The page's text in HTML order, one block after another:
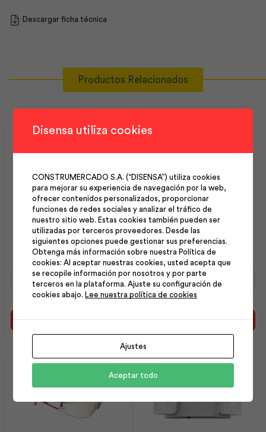
Descargar ficha técnica
Productos Relacionados
Casco de Seguridad
Blanco | Armourx
Casco
Seguridad
Armourx
Añadir al carrito
Extintor 5 Lbs Co2 con
Gancho y Corneta |
Admiral
Extintor
5
Lbs
con
|
Admiral
cantidad
Añadir al carrito
Disensa utiliza cookies
CONSTRUMERCADO S.A. (“DISENSA”) utiliza cookies
para mejorar su experiencia de navegación por la web,
ofrecer contenidos personalizados, proporcionar
funciones de redes sociales y analizar el tráfico de
nuestro sitio web. Estas cookies también pueden ser
utilizadas por terceros proveedores. Desde las
siguientes opciones puede gestionar sus preferencias.
Obtenga más información sobre nuestra Política de
cookies: Al aceptar nuestras cookies, usted acepta que
se recopile información por nosotros y por parte
terceros en la plataforma. Ajuste su configuración de
cookies abajo. Lee nuestra política de cookies
Ajustes
Aceptar todo